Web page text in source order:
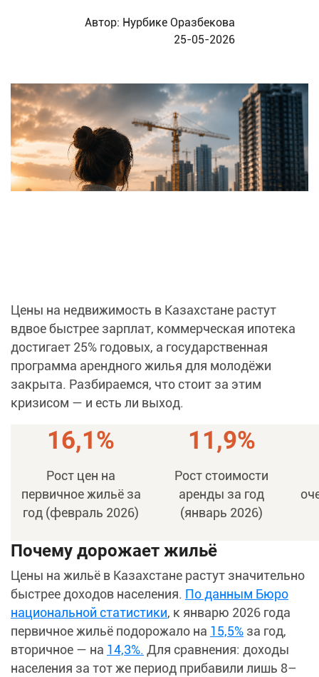
Автор: Нурбике Оразбекова
25-05-2026
Цены на недвижимость в Казахстане растут
вдвое быстрее зарплат, коммерческая ипотека
достигает 25% годовых, а государственная
программа арендного жилья для молодёжи
закрыта. Разбираемся, что стоит за этим
кризисом — и есть ли выход.
16,1%
Рост цен на
первичное жильё за
год (февраль 2026)
11,9%
Рост стоимости
аренды за год
(январь 2026)
Почему дорожает жильё
Цены на жильё в Казахстане растут значительно
быстрее доходов населения. По данным Бюро
национальной статистики, к январю 2026 года
первичное жильё подорожало на 15,5% за год,
вторичное — на 14,3%. Для сравнения: доходы
населения за тот же период прибавили лишь 8–